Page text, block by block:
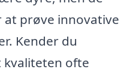
prøve innovative
Kender du
ofte